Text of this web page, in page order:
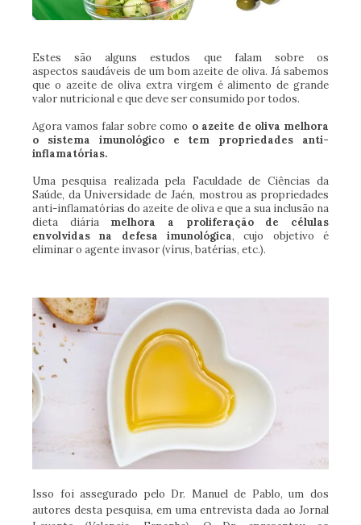
Estes são alguns estudos que falam sobre os
aspectos saudáveis de um bom azeite de oliva. Já sabemos
que o azeite de oliva extra virgem é alimento de grande
valor nutricional e que deve ser consumido por todos.
Agora vamos falar sobre como o azeite de oliva melhora
o sistema imunológico e tem propriedades anti-
inflamatórias.
Uma pesquisa realizada pela Faculdade de Ciências da
Saúde, da Universidade de Jaén, mostrou as propriedades
anti-inflamatórias do azeite de oliva e que a sua inclusão na
dieta diáriamelhora a proliferação de células
envolvidas na defesa imunológica, cujo objetivo é
eliminar o agente invasor (vírus, batérias, etc.).
Isso foi assegurado pelo Dr. Manuel de Pablo, um dos
autores desta pesquisa, em uma entrevista dada ao Jornal